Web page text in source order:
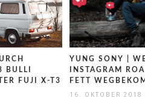
BULLI
FUJI X-T3
YUNG SONY |
INSTAGRAM
FETT
16. OKTOBER 2018